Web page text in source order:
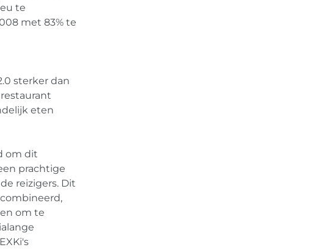
te
met 83% te
sterker dan
eten
om dit
prachtige
reizigers. Dit
om te